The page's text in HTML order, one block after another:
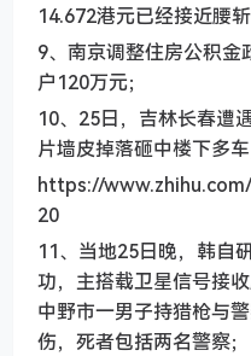
14.672港元已经接近腰
9、南京调整住房公积
户120万元；
10、25日，吉林长春遭
片墙皮掉落砸中楼下多
https://
20
11、当地25日晚，韩自
功，主搭载卫星信号接
中野市一男子持猎枪与
伤，死者包括两名警察；